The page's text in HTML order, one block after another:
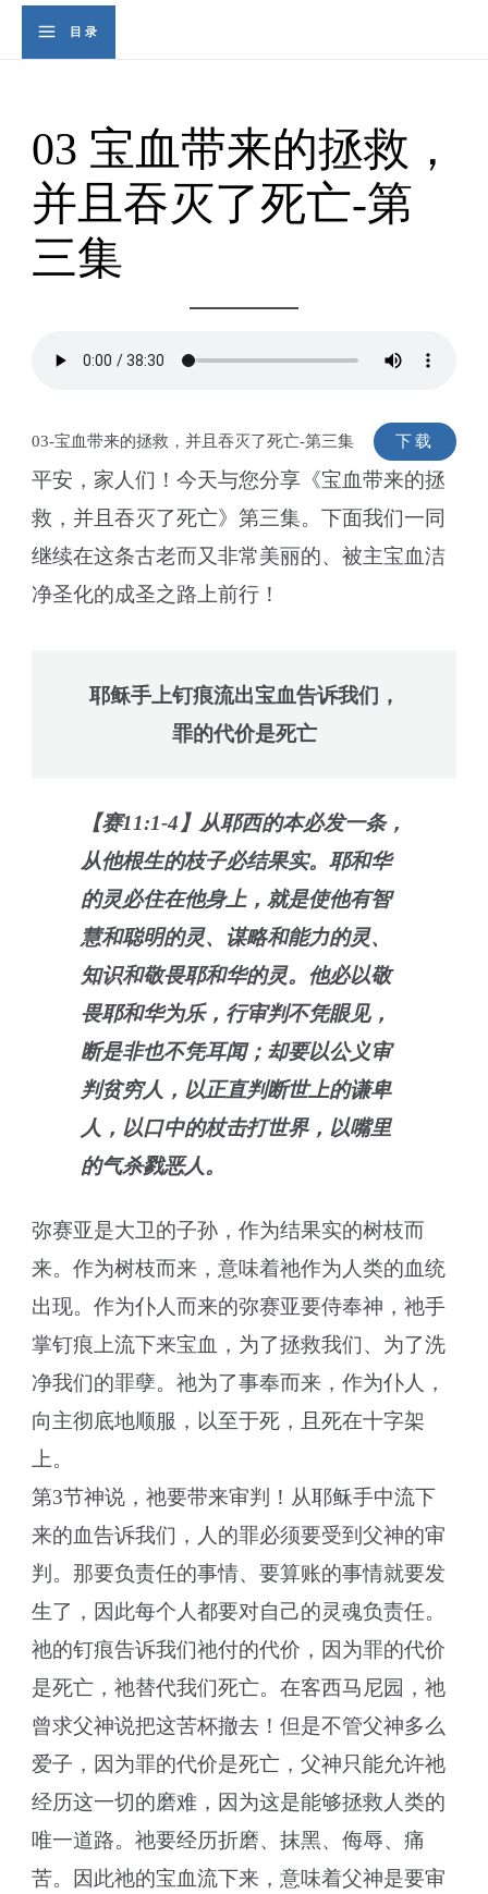
Main
目录
03 宝血带来的拯救，
并且吞灭了死亡-第
三集
03-宝血带来的拯救，并且吞灭了死亡-第三集 下载
平安，家人们！今天与您分享《宝血带来的拯
救，并且吞灭了死亡》第三集。下面我们一同
继续在这条古老而又非常美丽的、被主宝血洁
净圣化的成圣之路上前行！
耶稣手上钉痕流出宝血告诉我们，
罪的代价是死亡
【赛11:1-4】从耶西的本必发一条，
从他根生的枝子必结果实。耶和华
的灵必住在他身上，就是使他有智
慧和聪明的灵、谋略和能力的灵、
知识和敬畏耶和华的灵。他必以敬
畏耶和华为乐，行审判不凭眼见，
断是非也不凭耳闻；却要以公义审
判贫穷人，以正直判断世上的谦卑
人，以口中的杖击打世界，以嘴里
的气杀戮恶人。
弥赛亚是大卫的子孙，作为结果实的树枝而
来。作为树枝而来，意味着祂作为人类的血统
出现。作为仆人而来的弥赛亚要侍奉神，祂手
掌钉痕上流下来宝血，为了拯救我们、为了洗
净我们的罪孽。祂为了事奉而来，作为仆人，
向主彻底地顺服，以至于死，且死在十字架
上。
第3节神说，祂要带来审判！从耶稣手中流下
来的血告诉我们，人的罪必须要受到父神的审
判。那要负责任的事情、要算账的事情就要发
生了，因此每个人都要对自己的灵魂负责任。
祂的钉痕告诉我们祂付的代价，因为罪的代价
是死亡，祂替代我们死亡。在客西马尼园，祂
曾求父神说把这苦杯撤去！但是不管父神多么
爱子，因为罪的代价是死亡，父神只能允许祂
经历这一切的磨难，因为这是能够拯救人类的
唯一道路。祂要经历折磨、抹黑、侮辱、痛
苦。因此祂的宝血流下来，意味着父神是要审